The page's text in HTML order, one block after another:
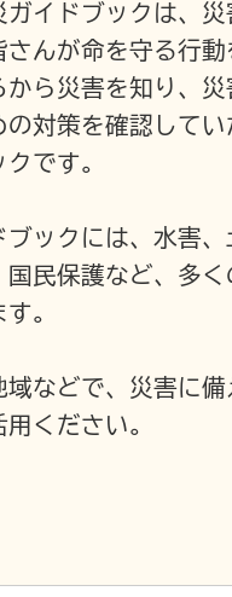
ガイドブックは、災
さんが命を守る行動
から災害を知り、
の対策を確認して
です。
ブックには、水害
国民保護など、多
。
域などで、災害に備
ください。